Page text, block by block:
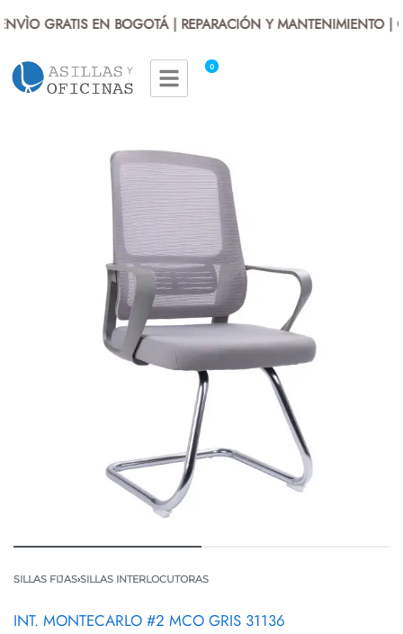
GRATIS EN BOGOTÁ | REPARACIÓN Y MANTENIMIENTO |
0
SILLAS FIJAS›SILLAS INTERLOCUTORAS
INT. MONTECARLO #2 MCO GRIS 31136